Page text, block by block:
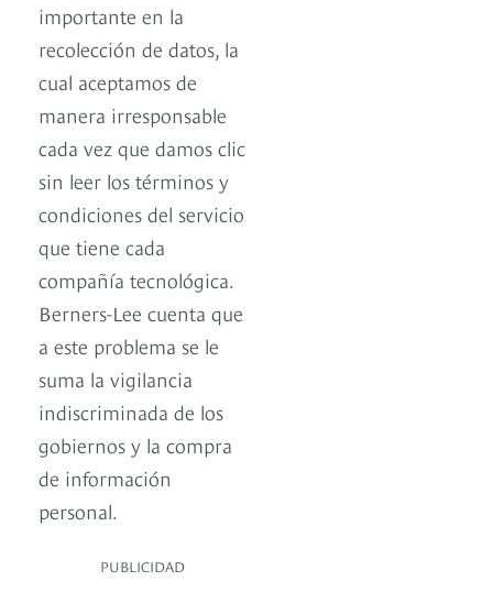
importante en la
recolección de datos, la
cual aceptamos de
manera irresponsable
cada vez que damos clic
sin leer los términos y
condiciones del servicio
que tiene cada
compañía tecnológica.
Berners-Lee cuenta que
a este problema se le
suma la vigilancia
indiscriminada de los
gobiernos y la compra
de información
personal.
PUBLICIDAD